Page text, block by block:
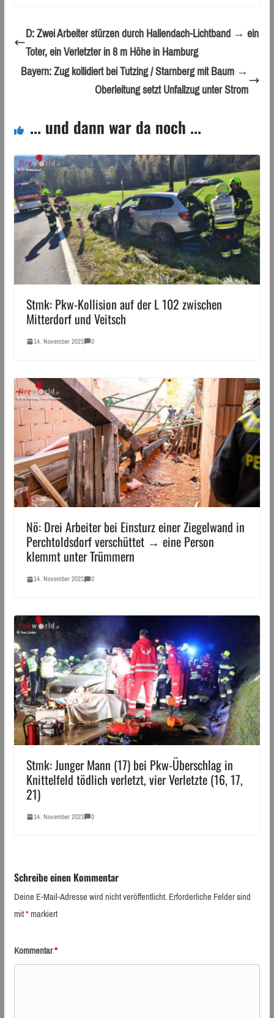
D: Zwei Arbeiter stürzen durch Hallendach-Lichtband → ein
Toter, ein Verletzter in 8 m Höhe in Hamburg
Bayern: Zug kollidiert bei Tutzing / Starnberg mit Baum →
Oberleitung setzt Unfallzug unter Strom
... und dann war da noch ...
Stmk: Pkw-Kollision auf der L 102 zwischen
Mitterdorf und Veitsch
14. November 2023 0
Nö: Drei Arbeiter bei Einsturz einer Ziegelwand in
Perchtoldsdorf verschüttet → eine Person
klemmt unter Trümmern
14. November 2023 0
Stmk: Junger Mann (17) bei Pkw-Überschlag in
Knittelfeld tödlich verletzt, vier Verletzte (16, 17,
21)
14. November 2023 0
Schreibe einen Kommentar
Deine E-Mail-Adresse wird nicht veröffentlicht.Erforderliche Felder sind
mit*markiert
Kommentar*